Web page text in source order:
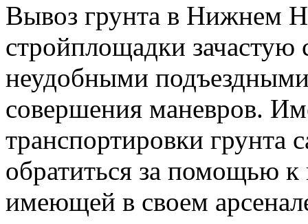
Вывоз грунта в Нижнем
стройплощадки зачастую
неудобными
совершения маневров.
транспортировки грунта
обратиться за помощью
имеющей в своем